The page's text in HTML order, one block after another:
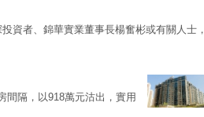
資者、錦華實業董事長楊奮彬或有關人士，
間隔，以918萬元沽出，實用